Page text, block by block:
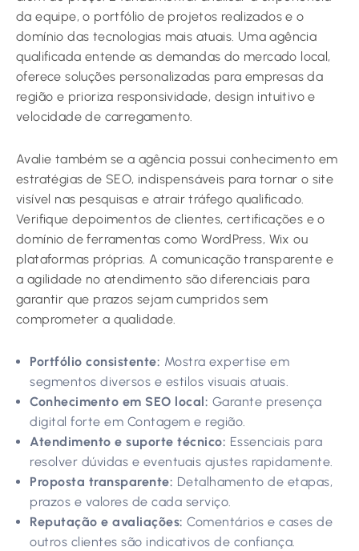
da equipe, o portfólio de projetos realizados e o
domínio das tecnologias mais atuais. Uma agência
qualificada entende as demandas do mercado local,
oferece soluções personalizadas para empresas da
região e prioriza responsividade, design intuitivo e
velocidade de carregamento.
Avalie também se a agência possui conhecimento em
estratégias de SEO, indispensáveis para tornar o site
visível nas pesquisas e atrair tráfego qualificado.
Verifique depoimentos de clientes, certificações e o
domínio de ferramentas como WordPress, Wix ou
plataformas próprias. A comunicação transparente e
a agilidade no atendimento são diferenciais para
garantir que prazos sejam cumpridos sem
comprometer a qualidade.
Portfólio consistente: Mostra expertise em
segmentos diversos e estilos visuais atuais.
Conhecimento em SEO local: Garante presença
digital forte em Contagem e região.
Atendimento e suporte técnico: Essenciais para
resolver dúvidas e eventuais ajustes rapidamente.
Proposta transparente: Detalhamento de etapas,
prazos e valores de cada serviço.
Reputação e avaliações: Comentários e cases de
outros clientes são indicativos de confiança.